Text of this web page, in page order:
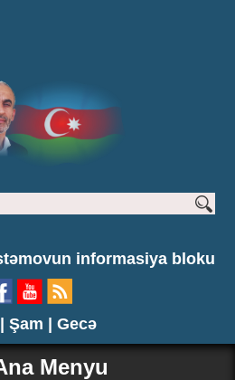
informasiya bloku
Şam | Gecə
Menyu